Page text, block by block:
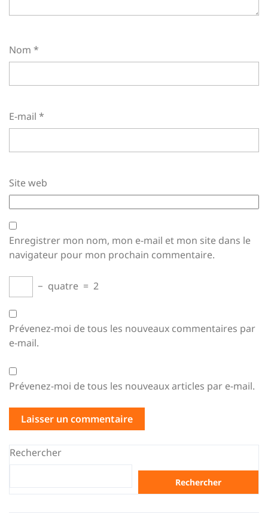
Nom *
E-mail *
Site web
Enregistrer mon nom, mon e-mail et mon site dans le
navigateur pour mon prochain commentaire.
− quatre = 2
Prévenez-moi de tous les nouveaux commentaires par
e-mail.
Prévenez-moi de tous les nouveaux articles par e-mail.
Rechercher
Rechercher